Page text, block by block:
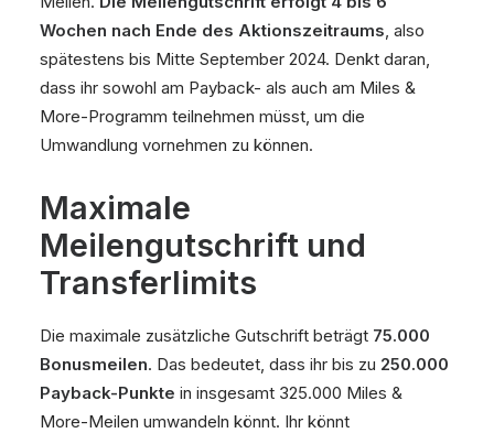
Wochen nach Ende des Aktionszeitraums, also
spätestens bis Mitte September 2024. Denkt daran,
dass ihr sowohl am Payback- als auch am Miles &
More-Programm teilnehmen müsst, um die
Umwandlung vornehmen zu können.
Maximale
Meilengutschrift und
Transferlimits
Die maximale zusätzliche Gutschrift beträgt 75.000
Bonusmeilen. Das bedeutet, dass ihr bis zu 250.000
Payback-Punkte in insgesamt 325.000 Miles &
More-Meilen umwandeln könnt. Ihr könnt